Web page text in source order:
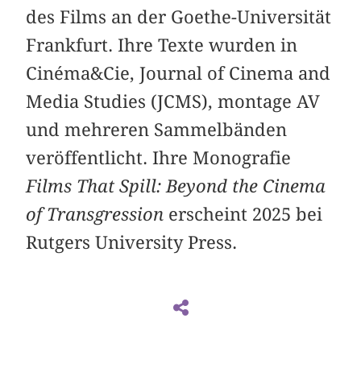
des Films an der Goethe-Universität
Frankfurt. Ihre Texte wurden in
Cinéma&Cie, Journal of Cinema and
Media Studies (JCMS), montage AV
und mehreren Sammelbänden
veröffentlicht. Ihre Monografie
Films That Spill: Beyond the Cinema
of Transgression erscheint 2025 bei
Rutgers University Press.